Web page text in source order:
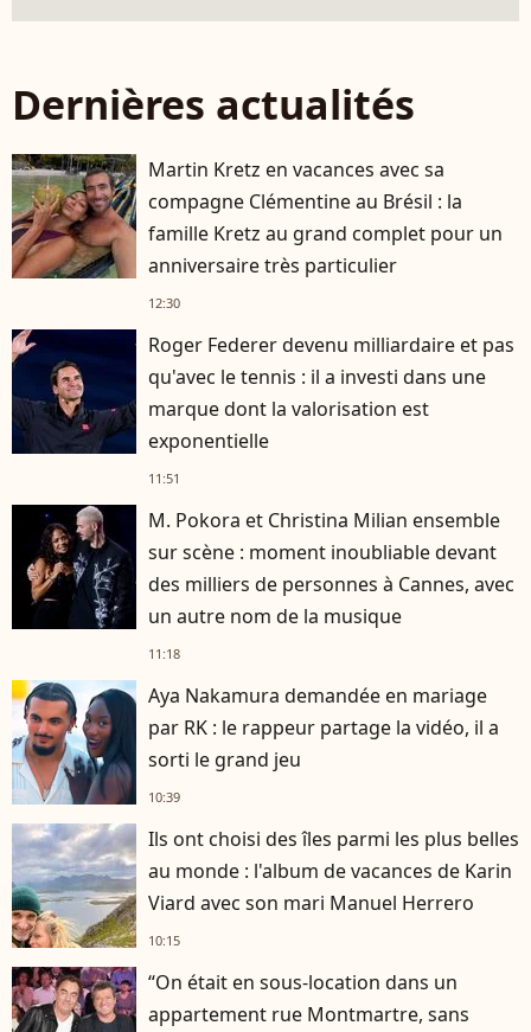
Dernières actualités
Martin Kretz en vacances avec sa
compagne Clémentine au Brésil : la
famille Kretz au grand complet pour un
anniversaire très particulier
12:30
Roger Federer devenu milliardaire et pas
qu'avec le tennis : il a investi dans une
marque dont la valorisation est
exponentielle
11:51
M. Pokora et Christina Milian ensemble
sur scène : moment inoubliable devant
des milliers de personnes à Cannes, avec
un autre nom de la musique
11:18
Aya Nakamura demandée en mariage
par RK : le rappeur partage la vidéo, il a
sorti le grand jeu
10:39
Ils ont choisi des îles parmi les plus belles
au monde : l'album de vacances de Karin
Viard avec son mari Manuel Herrero
10:15
“On était en sous-location dans un
appartement rue Montmartre, sans